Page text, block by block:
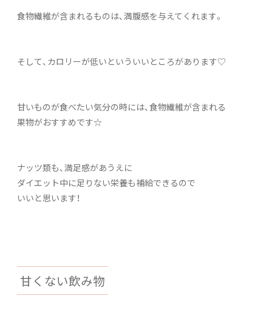
食物繊維が含まれるものは、満腹感を与えてくれます。
そして、カロリーが低いといういいところがあります♡
甘いものが食べたい気分の時には、食物繊維が含まれる
果物がおすすめです☆
ナッツ類も、満足感があうえに
ダイエット中に足りない栄養も補給できるので
いいと思います！
甘くない飲み物